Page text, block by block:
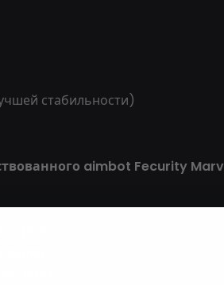
стабильности)
aimbot Fecurity